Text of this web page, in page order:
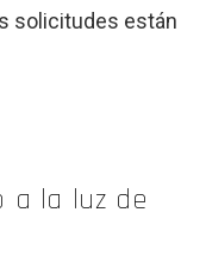
solicitudes están
a la luz de